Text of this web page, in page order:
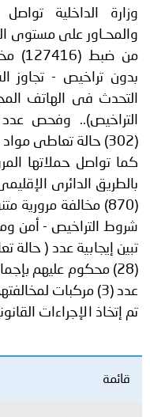
وزارة الداخلية
من
بدون تراخيص - تجاوز
التحدث فى الهاتف
(302) حالة تعاطى مواد مخدرة منهم.
كما تواصل حملاتها
(870) مخالفة
تبين إيجابية عدد (
عدد (3) مركبات لمخالفتهم قوانين المرور.
تم إتخاذ الإجراءات
قائمة